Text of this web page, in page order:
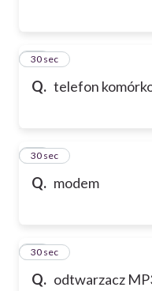
Q. telefon
64
30 sec
Q. modem
65
30 sec
Q. odtwarzacz
66
30 sec